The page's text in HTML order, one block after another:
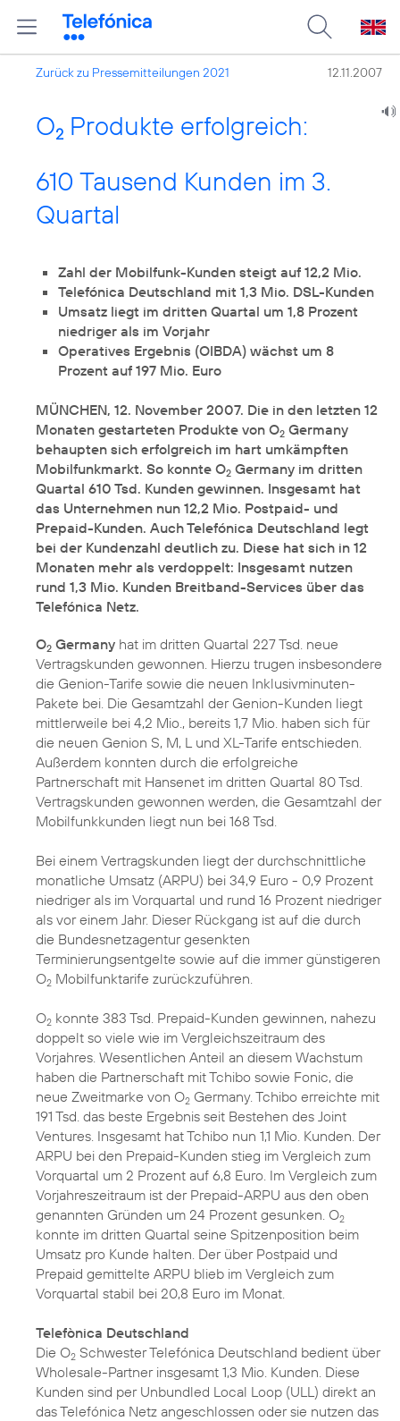
Zurück zu Pressemitteilungen 2021 12.11.2007
O2 Produkte erfolgreich:
610 Tausend Kunden im 3.
Quartal
Zahl der Mobilfunk-Kunden steigt auf 12,2 Mio.
Telefónica Deutschland mit 1,3 Mio. DSL-Kunden
Umsatz liegt im dritten Quartal um 1,8 Prozent
niedriger als im Vorjahr
Operatives Ergebnis (OIBDA) wächst um 8
Prozent auf 197 Mio. Euro
MÜNCHEN, 12. November 2007. Die in den letzten 12
Monaten gestarteten Produkte von O2 Germany
behaupten sich erfolgreich im hart umkämpften
Mobilfunkmarkt. So konnte O2 Germany im dritten
Quartal 610 Tsd. Kunden gewinnen. Insgesamt hat
das Unternehmen nun 12,2 Mio. Postpaid- und
Prepaid-Kunden. Auch Telefónica Deutschland legt
bei der Kundenzahl deutlich zu. Diese hat sich in 12
Monaten mehr als verdoppelt: Insgesamt nutzen
rund 1,3 Mio. Kunden Breitband-Services über das
Telefónica Netz.
O2 Germany hat im dritten Quartal 227 Tsd. neue
Vertragskunden gewonnen. Hierzu trugen insbesondere
die Genion-Tarife sowie die neuen Inklusivminuten-
Pakete bei. Die Gesamtzahl der Genion-Kunden liegt
mittlerweile bei 4,2 Mio., bereits 1,7 Mio. haben sich für
die neuen Genion S, M, L und XL-Tarife entschieden.
Außerdem konnten durch die erfolgreiche
Partnerschaft mit Hansenet im dritten Quartal 80 Tsd.
Vertragskunden gewonnen werden, die Gesamtzahl der
Mobilfunkkunden liegt nun bei 168 Tsd.
Bei einem Vertragskunden liegt der durchschnittliche
monatliche Umsatz (ARPU) bei 34,9 Euro - 0,9 Prozent
niedriger als im Vorquartal und rund 16 Prozent niedriger
als vor einem Jahr. Dieser Rückgang ist auf die durch
die Bundesnetzagentur gesenkten
Terminierungsentgelte sowie auf die immer günstigeren
O2 Mobilfunktarife zurückzuführen.
O2 konnte 383 Tsd. Prepaid-Kunden gewinnen, nahezu
doppelt so viele wie im Vergleichszeitraum des
Vorjahres. Wesentlichen Anteil an diesem Wachstum
haben die Partnerschaft mit Tchibo sowie Fonic, die
neue Zweitmarke von O2 Germany. Tchibo erreichte mit
191 Tsd. das beste Ergebnis seit Bestehen des Joint
Ventures. Insgesamt hat Tchibo nun 1,1 Mio. Kunden. Der
ARPU bei den Prepaid-Kunden stieg im Vergleich zum
Vorquartal um 2 Prozent auf 6,8 Euro. Im Vergleich zum
Vorjahreszeitraum ist der Prepaid-ARPU aus den oben
genannten Gründen um 24 Prozent gesunken. O2
konnte im dritten Quartal seine Spitzenposition beim
Umsatz pro Kunde halten. Der über Postpaid und
Prepaid gemittelte ARPU blieb im Vergleich zum
Vorquartal stabil bei 20,8 Euro im Monat.
Telefònica Deutschland
Die O2 Schwester Telefónica Deutschland bedient über
Wholesale-Partner insgesamt 1,3 Mio. Kunden. Diese
Kunden sind per Unbundled Local Loop (ULL) direkt an
das Telefónica Netz angeschlossen oder sie nutzen das